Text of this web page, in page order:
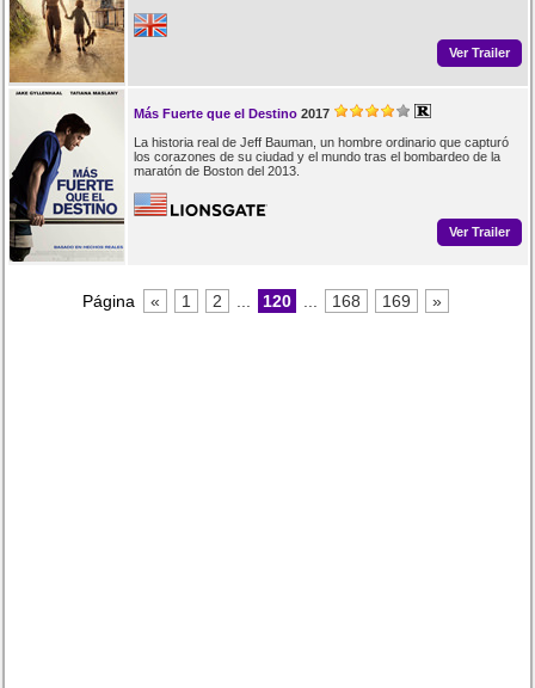
Ver Trailer
Más Fuerte que el Destino 2017
La historia real de Jeff Bauman, un hombre ordinario que capturó
los corazones de su ciudad y el mundo tras el bombardeo de la
maratón de Boston del 2013.
Ver Trailer
Página « 1 2 120 168 169 »